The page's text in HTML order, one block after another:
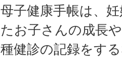
母子健康手帳は、
たお子さんの成長
種健診の記録をす